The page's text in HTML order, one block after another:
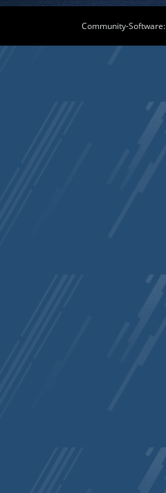
Community-Software: